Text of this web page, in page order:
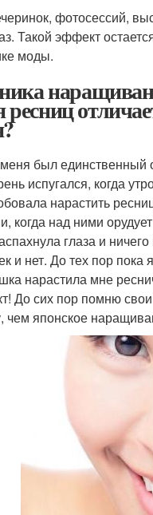
фотосессий,
Такой эффект
моды.
был
испугался, когда
нарастить
когда над ними
глаза и
и нет. До тех пор пока
нарастила мне
До сих пор помню
чем японское